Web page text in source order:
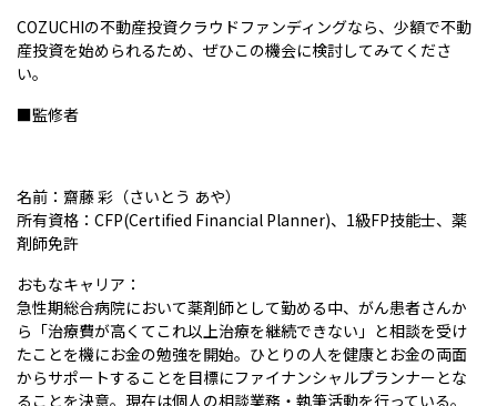
COZUCHIの不動産投資クラウドファンディングなら、少額で不動
産投資を始められるため、ぜひこの機会に検討してみてくださ
い。
■監修者
名前：齋藤 彩（さいとう あや）
所有資格：CFP(Certified Financial Planner)、1級FP技能士、薬
剤師免許
おもなキャリア：
急性期総合病院において薬剤師として勤める中、がん患者さんか
ら「治療費が高くてこれ以上治療を継続できない」と相談を受け
たことを機にお金の勉強を開始。ひとりの人を健康とお金の両面
からサポートすることを目標にファイナンシャルプランナーとな
ることを決意。現在は個人の相談業務・執筆活動を行っている。